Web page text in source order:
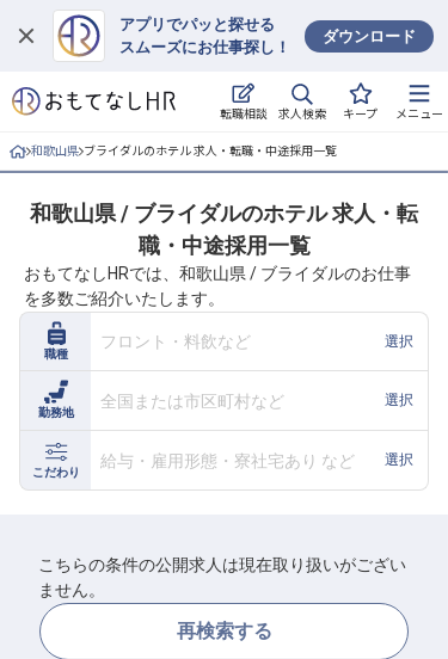
アプリでパッと探せる
スムーズにお仕事探し！
ダウンロード
転職相談 求人検索 キープ メニュー
ログイン
求人・施設を探す
就職・転職 合同説明会
おもてなしHRについて
ご利用の流れ
よくある質問
ホテル・宿泊業界情報コラム
無料 転職サポートに申し込む
採用をお考えの企業様へ
和歌山県 ブライダルのホテル 求人・転職・中途採用一覧
和歌山県 / ブライダルのホテル 求人・転
職・中途採用一覧
おもてなしHRでは、和歌山県 / ブライダルのお仕事
を多数ご紹介いたします。
職種
フロント・料飲など 選択
勤務地
全国または市区町村など 選択
こだわり
給与・雇用形態・寮社宅あり など 選択
こちらの条件の公開求人は現在取り扱いがござい
ません。
再検索する